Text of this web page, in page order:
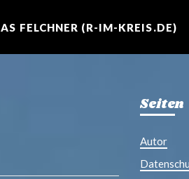
FELCHNER (R-IM-KREIS.DE)
Seiten
Autor